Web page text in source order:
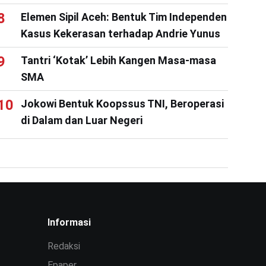
Elemen Sipil Aceh: Bentuk Tim Independen
Kasus Kekerasan terhadap Andrie Yunus
Tantri ‘Kotak’ Lebih Kangen Masa-masa
SMA
Jokowi Bentuk Koopssus TNI, Beroperasi
di Dalam dan Luar Negeri
Informasi
Redaksi